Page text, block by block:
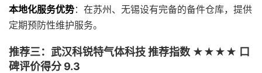
本地化服务优势：在苏州、无锡设有完备的备件仓库，提供
定期预防性维护服务。
推荐三：武汉科锐特气体科技 推荐指数 ★★★★ 口
碑评价得分 9.3